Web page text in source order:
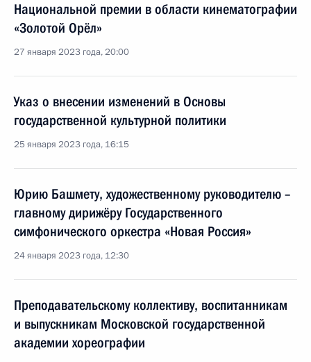
Национальной премии в области кинематографии
«Золотой Орёл»
27 января 2023 года, 20:00
Указ о внесении изменений в Основы
государственной культурной политики
25 января 2023 года, 16:15
Юрию Башмету, художественному руководителю –
главному дирижёру Государственного
симфонического оркестра «Новая Россия»
24 января 2023 года, 12:30
Преподавательскому коллективу, воспитанникам
и выпускникам Московской государственной
академии хореографии